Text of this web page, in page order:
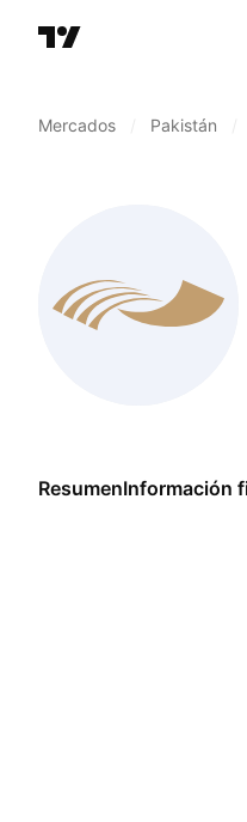
Mercados Pakistán
ResumenInformación